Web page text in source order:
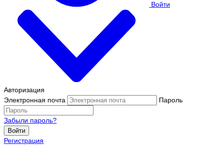
Войти
Авторизация
Электронная почта
Пароль
Забыли пароль?
Войти
Регистрация